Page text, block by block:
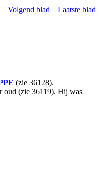
Volgend blad Laatste blad
(zie 36128).
oud (zie 36119). Hij was